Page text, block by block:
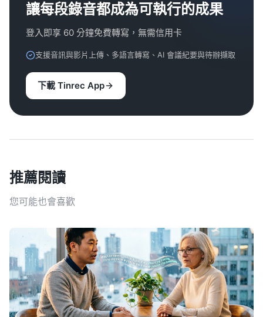
讓每段錄音都成為可執行的成果
登入即享 60 分鐘免費轉寫，無需信用卡
支援音訊與影片上傳、多語言轉寫、AI 會議紀要與待辦擷取
下載 Tinrec App
推薦閱讀
您可能也會喜歡